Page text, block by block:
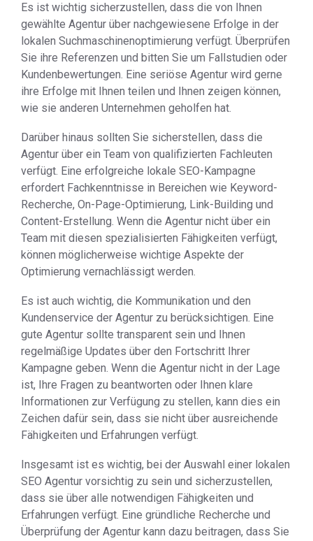
Es ist wichtig sicherzustellen, dass die von Ihnen
gewählte Agentur über nachgewiesene Erfolge in der
lokalen Suchmaschinenoptimierung verfügt. Überprüfen
Sie ihre Referenzen und bitten Sie um Fallstudien oder
Kundenbewertungen. Eine seriöse Agentur wird gerne
ihre Erfolge mit Ihnen teilen und Ihnen zeigen können,
wie sie anderen Unternehmen geholfen hat.
Darüber hinaus sollten Sie sicherstellen, dass die
Agentur über ein Team von qualifizierten Fachleuten
verfügt. Eine erfolgreiche lokale SEO-Kampagne
erfordert Fachkenntnisse in Bereichen wie Keyword-
Recherche, On-Page-Optimierung, Link-Building und
Content-Erstellung. Wenn die Agentur nicht über ein
Team mit diesen spezialisierten Fähigkeiten verfügt,
können möglicherweise wichtige Aspekte der
Optimierung vernachlässigt werden.
Es ist auch wichtig, die Kommunikation und den
Kundenservice der Agentur zu berücksichtigen. Eine
gute Agentur sollte transparent sein und Ihnen
regelmäßige Updates über den Fortschritt Ihrer
Kampagne geben. Wenn die Agentur nicht in der Lage
ist, Ihre Fragen zu beantworten oder Ihnen klare
Informationen zur Verfügung zu stellen, kann dies ein
Zeichen dafür sein, dass sie nicht über ausreichende
Fähigkeiten und Erfahrungen verfügt.
Insgesamt ist es wichtig, bei der Auswahl einer lokalen
SEO Agentur vorsichtig zu sein und sicherzustellen,
dass sie über alle notwendigen Fähigkeiten und
Erfahrungen verfügt. Eine gründliche Recherche und
Überprüfung der Agentur kann dazu beitragen, dass Sie